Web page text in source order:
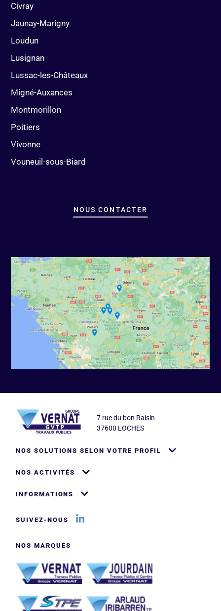
Civray
Jaunay-Marigny
Loudun
Lusignan
Lussac-les-Châteaux
Migné-Auxances
Montmorillon
Poitiers
Vivonne
Vouneuil-sous-Biard
NOUS CONTACTER
Paragraphes
Logo Adresse
7 rue du bon Raisin
37600 LOCHES
Pied de page
NOS SOLUTIONS SELON VOTRE PROFIL
NOS ACTIVITÉS
INFORMATIONS
Titre
SUIVEZ-NOUS Logo LinkedIn
Titre
NOS MARQUES